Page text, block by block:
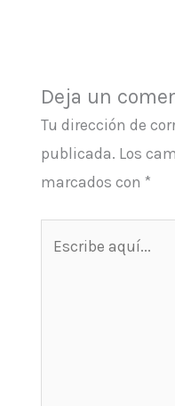
Deja un
Tu dirección de
publicada. Los
marcados con *